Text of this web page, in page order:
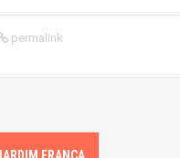
permalink